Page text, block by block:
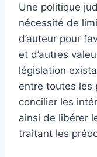
Une politique
nécessité de
d’auteur pour
et d’autres
législation
entre toutes les
concilier les
ainsi de libérer
traitant les